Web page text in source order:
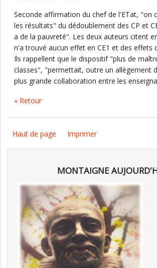
Seconde affirmation du chef de l'ETat, "on
les résultats" du dédoublement des CP et
a de la pauvreté". Les deux auteurs citent
n'a trouvé aucun effet en CE1 et des effets
Ils rappellent que le dispositif "plus de
classes", "permettait, outre un allègement
plus grande collaboration entre les
« Retour
Haut de page Imprimer
MONTAIGNE